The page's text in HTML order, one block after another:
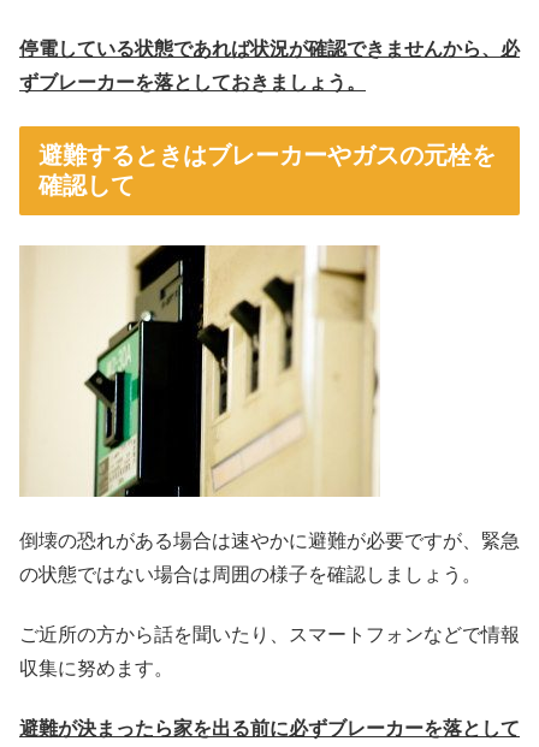
停電している状態であれば状況が確認できませんから、必
ずブレーカーを落としておきましょう。
避難するときはブレーカーやガスの元栓を
確認して
倒壊の恐れがある場合は速やかに避難が必要ですが、緊急
の状態ではない場合は周囲の様子を確認しましょう。
ご近所の方から話を聞いたり、スマートフォンなどで情報
収集に努めます。
避難が決まったら家を出る前に必ずブレーカーを落として